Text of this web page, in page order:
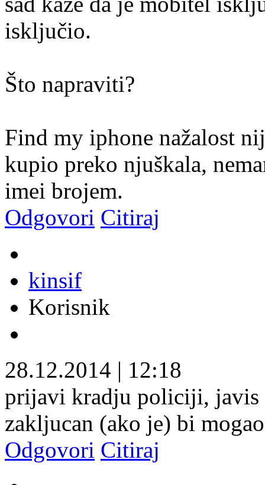
isključio.
Što napraviti?
Find my iphone nažalost
kupio preko njuškala,
imei brojem.
Odgovori Citiraj
kinsif
Korisnik
28.12.2014 | 12:18
prijavi kradju policiji, javis
zakljucan (ako je) bi
Odgovori Citiraj